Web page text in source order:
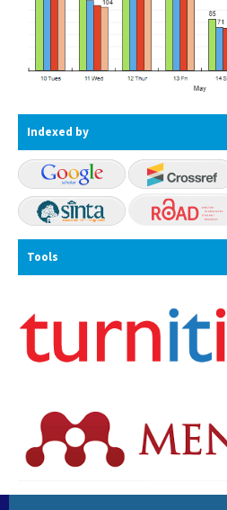
Indexed by
Tools